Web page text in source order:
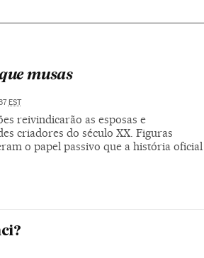
musas
EST
reivindicarão as esposas e
criadores do século XX. Figuras
o papel passivo que a história oficial